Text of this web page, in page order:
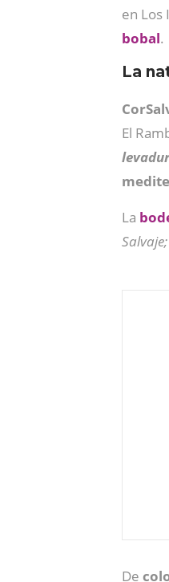
en Los
bobal.
La
El
La
De